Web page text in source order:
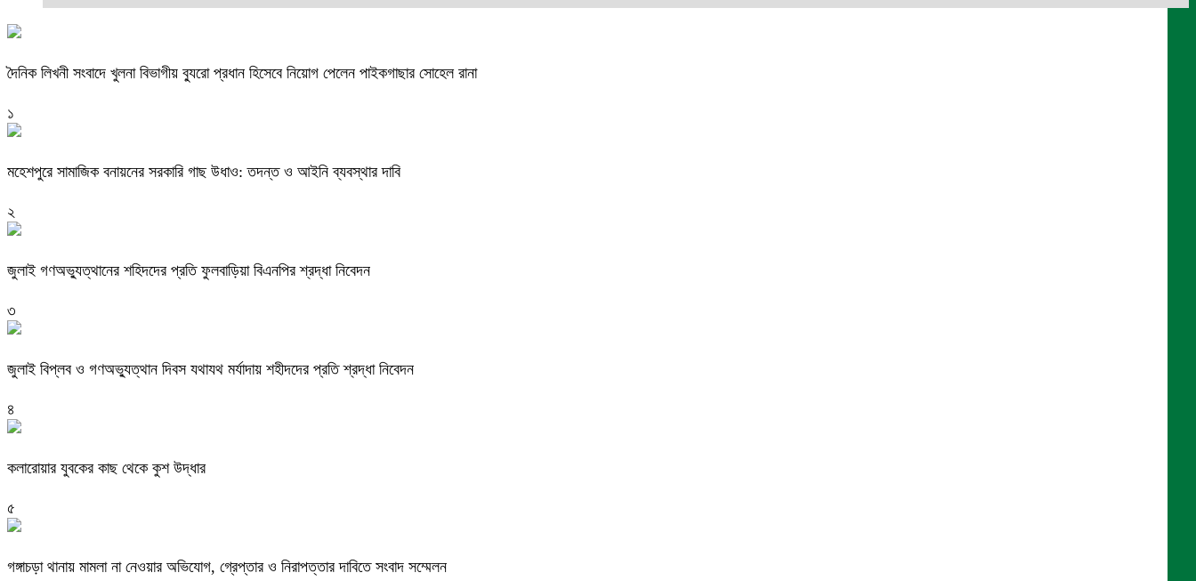
দৈনিক লিখনী সংবাদে খুলনা বিভাগীয় ব্যুরো প্রধান হিসেবে নিয়োগ পেলেন পাইকগাছার সোহেল রানা
১
মহেশপুরে সামাজিক বনায়নের সরকারি গাছ উধাও: তদন্ত ও আইনি ব্যবস্থার দাবি
২
জুলাই গণঅভ্যুত্থানের শহিদদের প্রতি ফুলবাড়িয়া বিএনপির শ্রদ্ধা নিবেদন
৩
জুলাই বিপ্লব ও গণঅভ্যুত্থান দিবস যথাযথ মর্যাদায় শহীদদের প্রতি শ্রদ্ধা নিবেদন
৪
কলারোয়ার যুবকের কাছ থেকে কুশ উদ্ধার
৫
গঙ্গাচড়া থানায় মামলা না নেওয়ার অভিযোগ, গ্রেপ্তার ও নিরাপত্তার দাবিতে সংবাদ সম্মেলন